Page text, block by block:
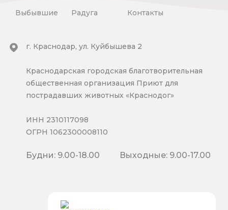
Выбывшие Радуга Контакты
г. Краснодар, ул. Куйбышева 2
Краснодарская городская благотворительная
общественная организация Приют для
пострадавших животных «Краснодог»
ИНН 2310117098
ОГРН 1062300008110
Будни: 9.00-18.00 Выходные: 9.00-17.00